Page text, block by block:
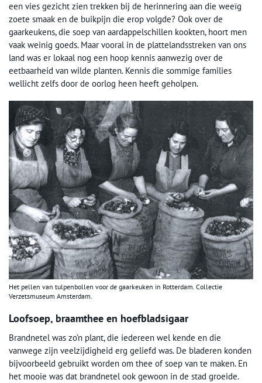
een vies gezicht zien trekken bij de herinnering aan die weeïg
zoete smaak en de buikpijn die erop volgde? Ook over de
gaarkeukens, die soep van aardappelschillen kookten, hoort men
vaak weinig goeds. Maar vooral in de plattelandsstreken van ons
land was er lokaal nog een hoop kennis aanwezig over de
eetbaarheid van wilde planten. Kennis die sommige families
wellicht zelfs door de oorlog heen heeft geholpen.
Het pellen van tulpenbollen voor de gaarkeuken in Rotterdam. Collectie
Verzetsmuseum Amsterdam.
Loofsoep, braamthee en hoefbladsigaar
Brandnetel was zo’n plant, die iedereen wel kende en die
vanwege zijn veelzijdigheid erg geliefd was. De bladeren konden
bijvoorbeeld gebruikt worden om thee of soep van te maken. En
het mooie was dat brandnetel ook gewoon in de stad groeide.